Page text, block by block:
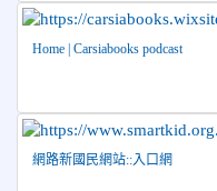
國少年跆拳道錦標賽 榮獲
2026-06-10
榮譽
恭喜
2026-06-09
榮譽
賀 本
日盃籃球賽 榮獲季軍！
2026-06-09
Home | Carsiabooks podcast
網路新國民網站::入口網